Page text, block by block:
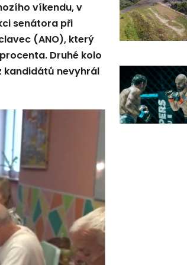
víkendu, v
senátora při
(ANO), který
Druhé kolo
kandidátů nevyhrál